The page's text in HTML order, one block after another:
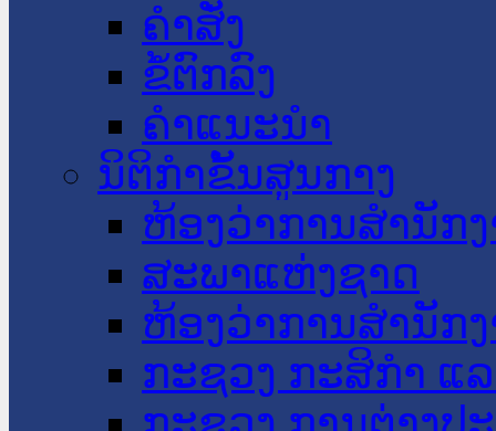
ຄໍາສັ່ງ
ຂໍ້ຕົກລົງ
ຄໍາແນະນໍາ
ນິຕິກໍາຂັ້ນສູນກາງ
ຫ້ອງວ່າການສໍານັກ
ສະພາແຫ່ງຊາດ
ຫ້ອງວ່າການສຳນັກ
ກະຊວງ ກະສິກຳ ແ